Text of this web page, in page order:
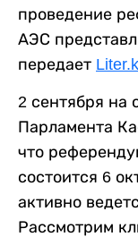
проведение
АЭС
передает
2 сентября на
Парламента
что
состоится 6
активно
Рассмотрим